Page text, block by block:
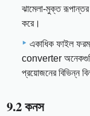
ঝামেলা-মুক্ত রূপান্তর
করে।
একাধিক ফাইল
converter অনেকগুলি
প্রয়োজনের বিভিন্ন
9.2 কনস